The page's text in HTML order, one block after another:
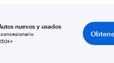
nuevos y usados